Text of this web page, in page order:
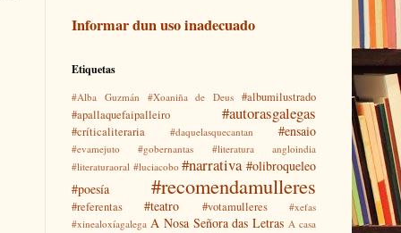
Informar dun uso inadecuado
Etiquetas
#Alba Guzmán #Xoaniña de Deus
#albumilustrado
#apallaquefaipalleiro
#autorasgalegas
#críticaliteraria #daquelasquecantan #ensaio
#evamejuto #gobernantas
#literatura angloindia
#literaturaoral #luciacobo #narrativa #olibroqueleo
#poesía
#recomendamulleres
#referentas #teatro #votamulleres
#xefas
#xinealoxíagalega A Nosa Señora das Letras A casa